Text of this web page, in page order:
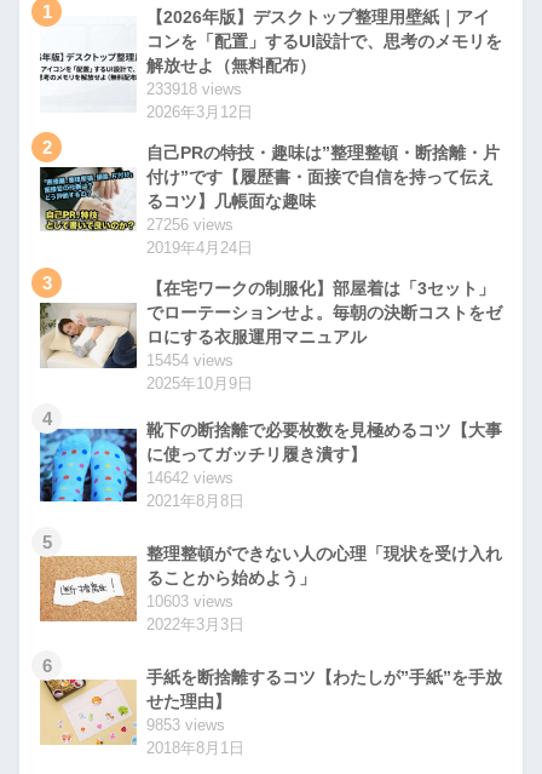
1
【2026年版】デスクトップ整理用壁紙｜アイ
コンを「配置」するUI設計で、思考のメモリを
解放せよ（無料配布）
233918 views
2026年3月12日
2
自己PRの特技・趣味は”整理整頓・断捨離・片
付け”です【履歴書・面接で自信を持って伝え
るコツ】几帳面な趣味
27256 views
2019年4月24日
3
【在宅ワークの制服化】部屋着は「3セット」
でローテーションせよ。毎朝の決断コストをゼ
ロにする衣服運用マニュアル
15454 views
2025年10月9日
4
靴下の断捨離で必要枚数を見極めるコツ【大事
に使ってガッチリ履き潰す】
14642 views
2021年8月8日
5
整理整頓ができない人の心理「現状を受け入れ
ることから始めよう」
10603 views
2022年3月3日
6
手紙を断捨離するコツ【わたしが”手紙”を手放
せた理由】
9853 views
2018年8月1日